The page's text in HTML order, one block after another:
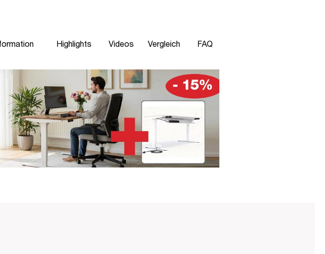
Highlights Videos Vergleich FAQ